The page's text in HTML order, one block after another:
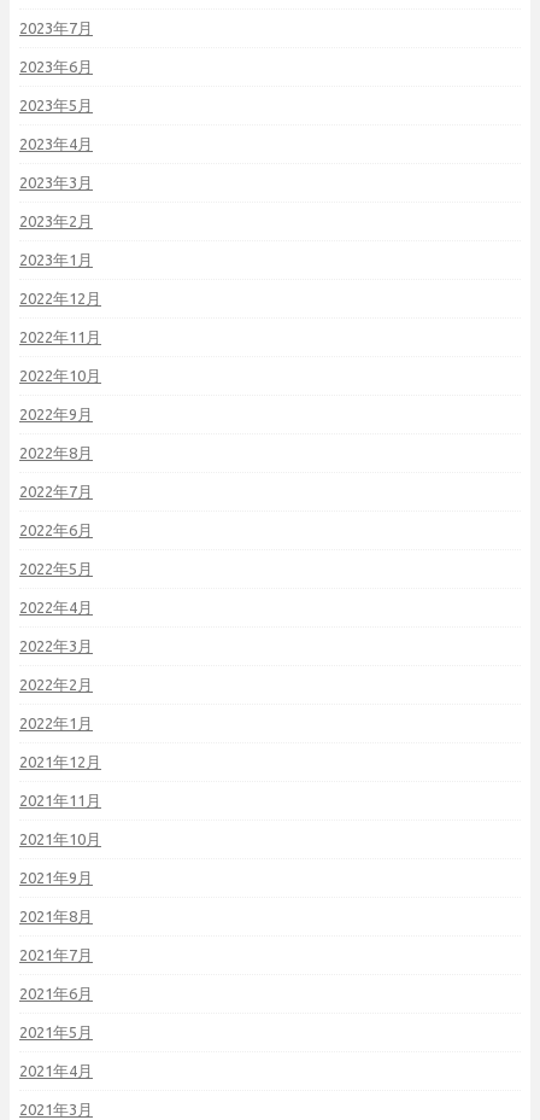
2023年7月
2023年6月
2023年5月
2023年4月
2023年3月
2023年2月
2023年1月
2022年12月
2022年11月
2022年10月
2022年9月
2022年8月
2022年7月
2022年6月
2022年5月
2022年4月
2022年3月
2022年2月
2022年1月
2021年12月
2021年11月
2021年10月
2021年9月
2021年8月
2021年7月
2021年6月
2021年5月
2021年4月
2021年3月